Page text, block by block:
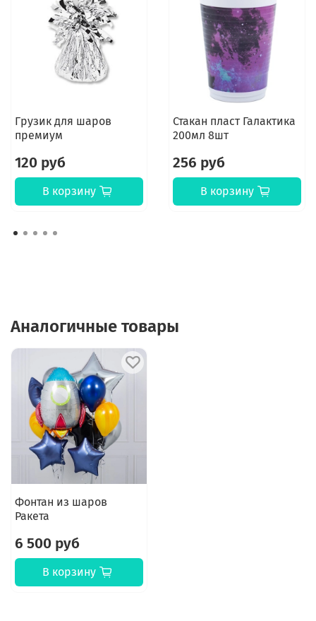
Грузик для шаров
премиум
120 руб
В корзину
Стакан пласт Галактика
200мл 8шт
256 руб
В корзину
Аналогичные товары
Фонтан из шаров
Ракета
6 500 руб
В корзину